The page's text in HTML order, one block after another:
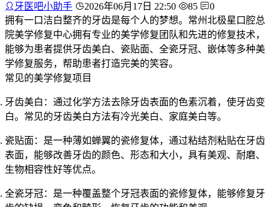
牙医吧小助手 2026年06月17日 22:50 85 0
拥有一口洁白整齐的牙齿是每个人的梦想。常州北极星口腔总
院美学修复中心拥有专业的美学修复团队和先进的修复技术，
能够为患者提供牙齿美白、瓷贴面、全瓷牙冠、嵌体等多种美
学修复服务，帮助患者打造完美的笑容。
常见的美学修复项目
牙齿美白 ：通过化学方法去除牙齿表面的色素沉着，使牙齿变
白。常见的牙齿美白方法有冷光美白、家庭美白等。
瓷贴面：是一种薄如蝉翼的瓷修复体，通过粘结剂粘贴在牙齿
表面，能够改善牙齿的颜色、形态和大小，具有美观、耐磨、
生物相容性好等优点。
全瓷牙冠：是一种覆盖整个牙冠表面的瓷修复体，能够修复牙